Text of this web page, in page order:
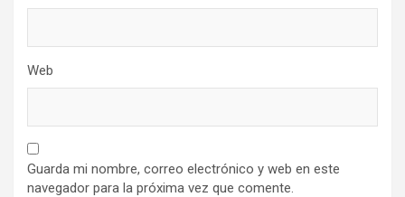
Web
Guarda mi nombre, correo electrónico y web en este
navegador para la próxima vez que comente.